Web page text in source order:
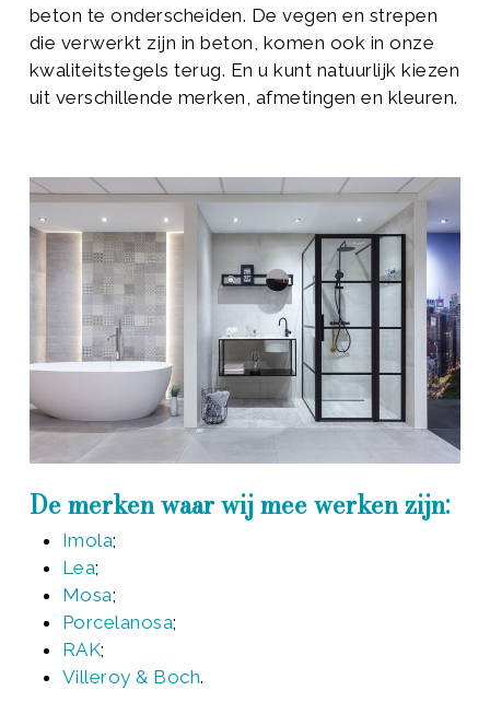
beton te onderscheiden. De vegen en strepen
die verwerkt zijn in beton, komen ook in onze
kwaliteitstegels terug. En u kunt natuurlijk kiezen
uit verschillende merken, afmetingen en kleuren.
De merken waar wij mee werken zijn:
Imola;
Lea;
Mosa;
Porcelanosa;
RAK;
Villeroy & Boch.